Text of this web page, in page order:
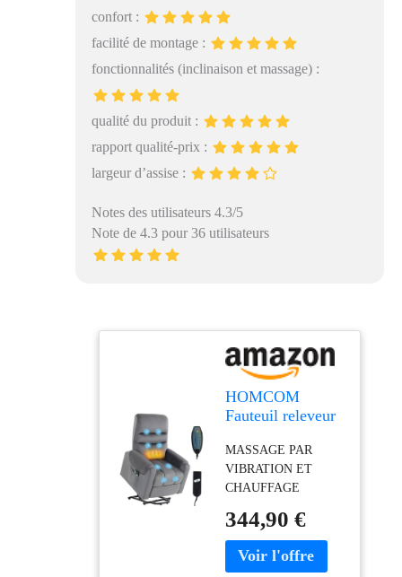
confort :
facilité de montage :
fonctionnalités (inclinaison et massage) :
qualité du produit :
rapport qualité-prix :
largeur d’assise :
Notes des utilisateurs 4.3/5
Note de 4.3 pour 36 utilisateurs
HOMCOM
Fauteuil releveur
Massage
Vibration Chaleur
Gris foncé
MASSAGE PAR
VIBRATION ET
CHAUFFAGE
fauteuil inclinable
électrique est équipé de
huit points de massage
344,90 €